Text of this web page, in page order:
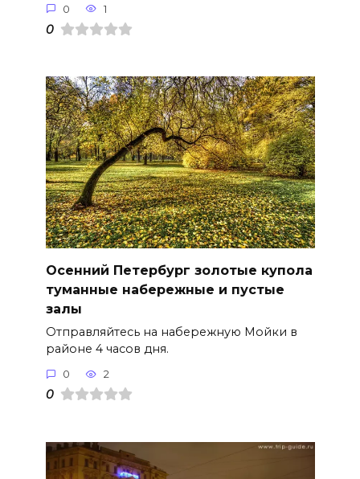
0 1
0
Осенний Петербург золотые купола
туманные набережные и пустые
залы
Отправляйтесь на набережную Мойки в
районе 4 часов дня.
0 2
0